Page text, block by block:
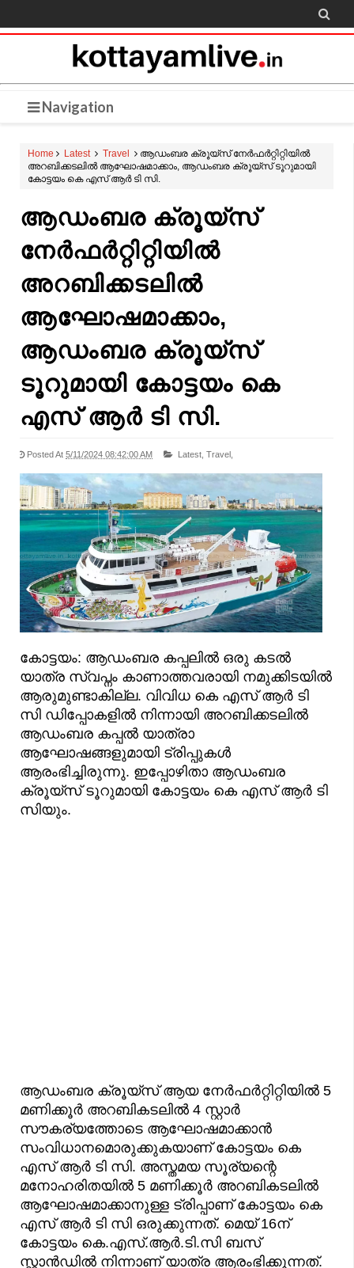

Navigation
Home Latest Travel
ആഡംബര ക്രൂയ്‌സ് നേർഫർറ്റിറ്റിയിൽ
അറബിക്കടലിൽ ആഘോഷമാക്കാം, ആഡംബര ക്രൂയ്‌സ് ടൂറുമായി
കോട്ടയം കെ എസ് ആർ ടി സി.
ആഡംബര ക്രൂയ്‌സ്
നേർഫർറ്റിറ്റിയിൽ
അറബിക്കടലിൽ
ആഘോഷമാക്കാം,
ആഡംബര ക്രൂയ്‌സ്
ടൂറുമായി കോട്ടയം കെ
എസ് ആർ ടി സി.
Posted At 5/11/2024 08:42:00 AM Latest, Travel,
കോട്ടയം: ആഡംബര കപ്പലിൽ ഒരു കടൽ
യാത്ര സ്വപ്നം കാണാത്തവരായി നമുക്കിടയിൽ
ആരുമുണ്ടാകില്ല. വിവിധ കെ എസ് ആർ ടി
സി ഡിപ്പോകളിൽ നിന്നായി അറബിക്കടലിൽ
ആഡംബര കപ്പൽ യാത്രാ
ആഘോഷങ്ങളുമായി ട്രിപ്പുകൾ
ആരംഭിച്ചിരുന്നു. ഇപ്പോഴിതാ ആഡംബര
ക്രൂയ്‌സ് ടൂറുമായി കോട്ടയം കെ എസ് ആർ ടി
സിയും.
ആഡംബര ക്രൂയ്‌സ് ആയ നേർഫർറ്റിറ്റിയിൽ 5
മണിക്കൂർ അറബികടലിൽ 4 സ്റ്റാർ
സൗകര്യത്തോടെ ആഘോഷമാക്കാൻ
സംവിധാനമൊരുക്കുകയാണ് കോട്ടയം കെ
എസ് ആർ ടി സി. അസ്തമയ സൂര്യന്റെ
മനോഹരിതയിൽ 5 മണിക്കൂർ അറബികടലിൽ
ആഘോഷമാക്കാനുള്ള ട്രിപ്പാണ് കോട്ടയം കെ
എസ് ആർ ടി സി ഒരുക്കുന്നത്. മെയ് 16ന്
കോട്ടയം കെ.എസ്.ആര്‍.ടി.സി ബസ്
സ്റ്റാന്‍ഡില്‍ നിന്നാണ് യാത്ര ആരംഭിക്കുന്നത്.